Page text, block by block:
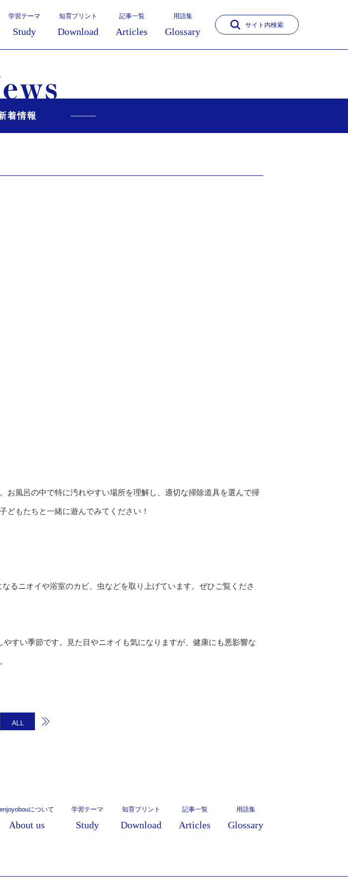
学習テーマ
Study
知育プリント
Download
記事一覧
Articles
用語集
Glossary
サイト内検索
着情報
お風呂の中で特に汚れやすい場所を理解し、適切な掃除道具を選んで掃
どもたちと一緒に遊んでみてください！
るニオイや浴室のカビ、虫などを取り上げています。ぜひご覧くださ
すい季節です。見た目やニオイも気になりますが、健康にも悪影響な
ALL
enjoyobouについて
About us
学習テーマ
Study
知育プリント
Download
記事一覧
Articles
用語集
Glossary